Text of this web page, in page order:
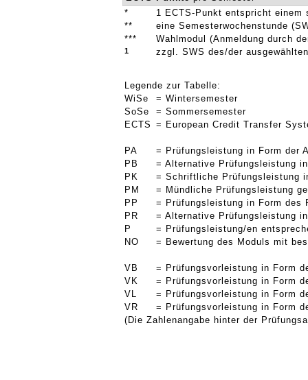
*
1 ECTS-Punkt entspricht einem
**
eine Semesterwochenstunde
***
Wahlmodul (Anmeldung durch
1 zzgl. SWS des/der
Legende zur Tabelle:
WiSe
= Wintersemester
SoSe
= Sommersemester
ECTS
= European Credit Transfer
PA
= Prüfungsleistung in Form der
PB
= Alternative Prüfungsleistung
PK
= Schriftliche Prüfungsleistung
PM
= Mündliche Prüfungsleistung
PP
= Prüfungsleistung in Form des
PR
= Alternative Prüfungsleistung
P
= Prüfungsleistung/en
NO
= Bewertung des Moduls mit
VB
= Prüfungsvorleistung in Form
VK
= Prüfungsvorleistung in Form
VL
= Prüfungsvorleistung in Form
VR
= Prüfungsvorleistung in Form
(Die Zahlenangabe hinter der